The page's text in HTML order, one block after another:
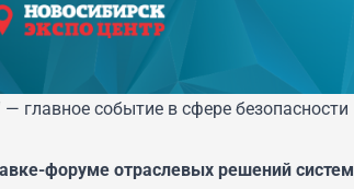
главное событие в сфере безопасности
форуме отраслевых решений систем